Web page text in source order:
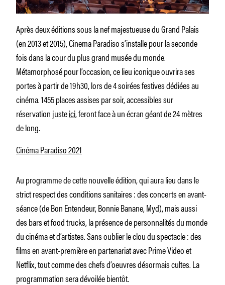
Après deux éditions sous la nef majestueuse du Grand Palais
(en 2013 et 2015), Cinema Paradiso s’installe pour la seconde
fois dans la cour du plus grand musée du monde.
Métamorphosé pour l’occasion, ce lieu iconique ouvrira ses
portes à partir de 19h30, lors de 4 soirées festives dédiées au
cinéma. 1455 places assises par soir, accessibles sur
réservation justeici, feront face à un écran géant de 24 mètres
de long.
Cinéma Paradiso 2021
Au programme de cette nouvelle édition, qui aura lieu dans le
strict respect des conditions sanitaires : des concerts en avant-
séance (de Bon Entendeur, Bonnie Banane, Myd), mais aussi
des bars et food trucks, la présence de personnalités du monde
du cinéma et d’artistes. Sans oublier le clou du spectacle : des
films en avant-première en partenariat avec Prime Video et
Netflix, tout comme des chefs d’oeuvres désormais cultes. La
programmation sera dévoilée bientôt.